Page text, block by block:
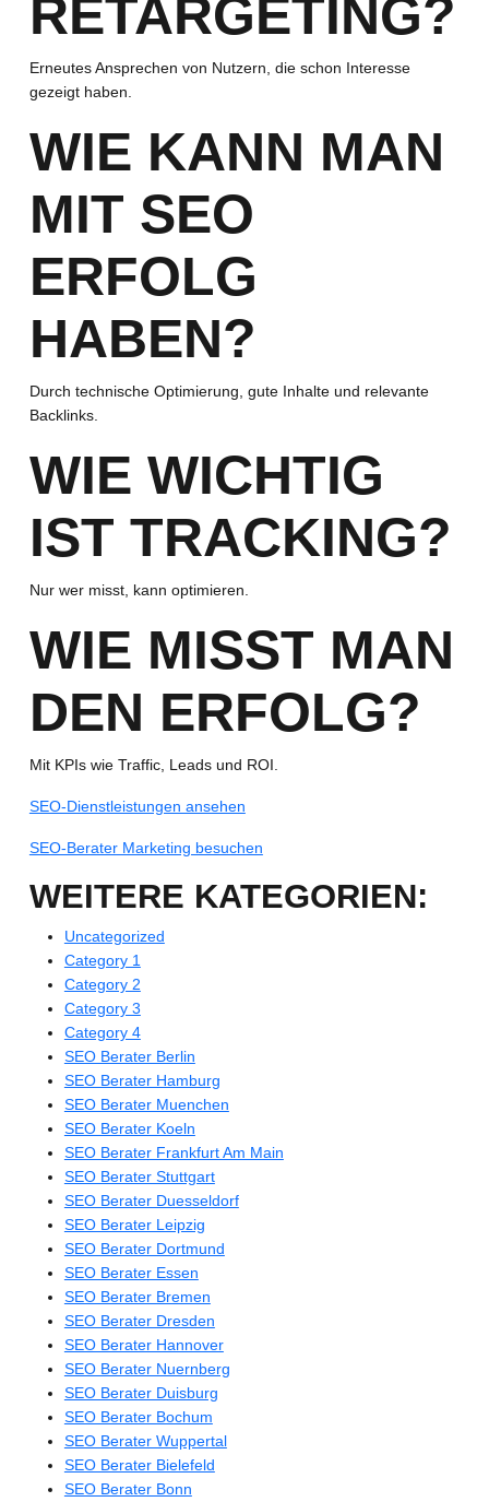
RETARGETING?
Erneutes Ansprechen von Nutzern, die schon Interesse
gezeigt haben.
WIE KANN MAN
MIT SEO
ERFOLG
HABEN?
Durch technische Optimierung, gute Inhalte und relevante
Backlinks.
WIE WICHTIG
IST TRACKING?
Nur wer misst, kann optimieren.
WIE MISST MAN
DEN ERFOLG?
Mit KPIs wie Traffic, Leads und ROI.
SEO-Dienstleistungen ansehen
SEO-Berater Marketing besuchen
WEITERE KATEGORIEN:
Uncategorized
Category 1
Category 2
Category 3
Category 4
SEO Berater Berlin
SEO Berater Hamburg
SEO Berater Muenchen
SEO Berater Koeln
SEO Berater Frankfurt Am Main
SEO Berater Stuttgart
SEO Berater Duesseldorf
SEO Berater Leipzig
SEO Berater Dortmund
SEO Berater Essen
SEO Berater Bremen
SEO Berater Dresden
SEO Berater Hannover
SEO Berater Nuernberg
SEO Berater Duisburg
SEO Berater Bochum
SEO Berater Wuppertal
SEO Berater Bielefeld
SEO Berater Bonn